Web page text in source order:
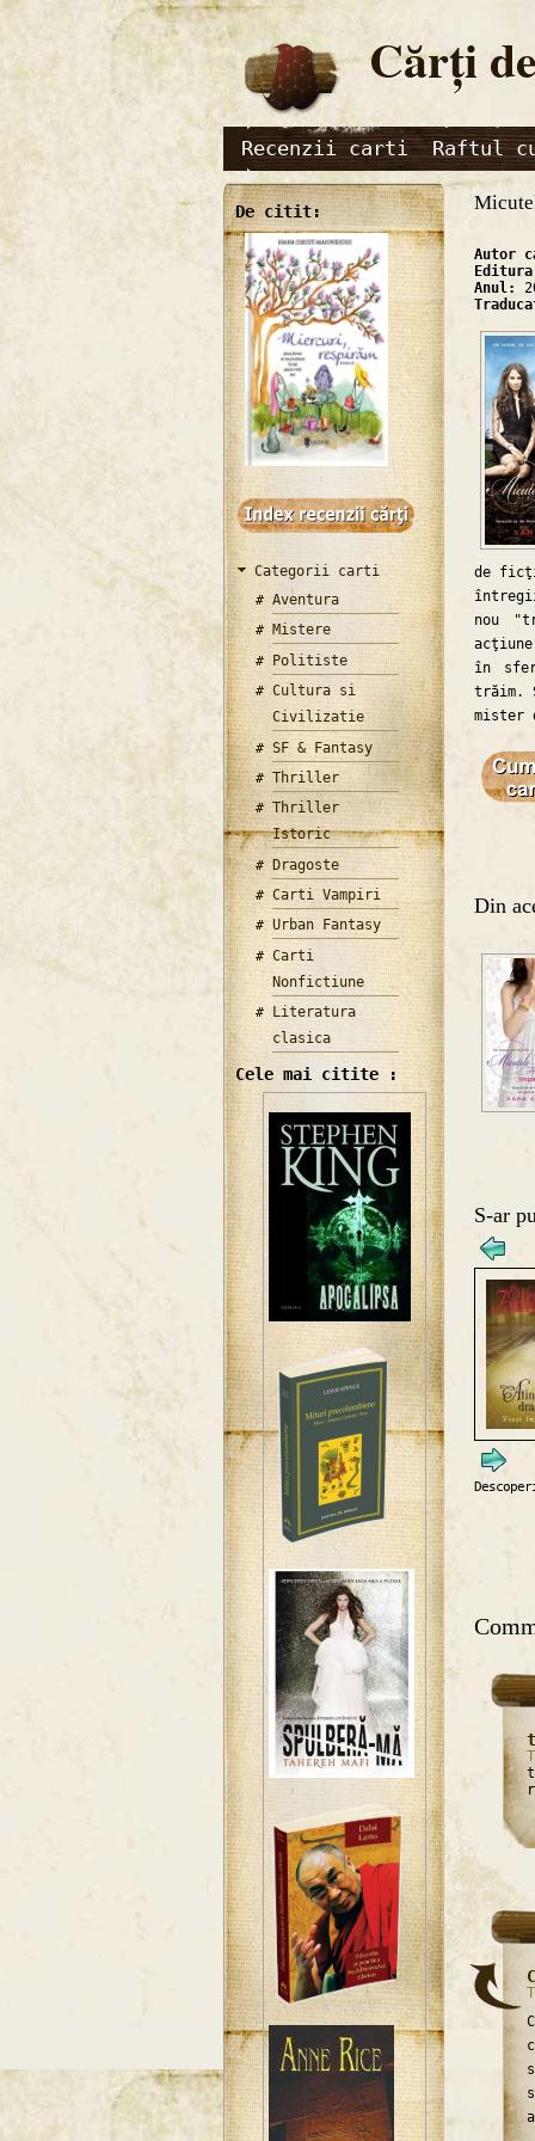
Cărţi
Recenzii carti Raftul
De citit:
Categorii carti
Aventura
Mistere
Politiste
Cultura si
Civilizatie
SF & Fantasy
Thriller
Thriller
Istoric
Dragoste
Carti Vampiri
Urban Fantasy
Carti
Nonfictiune
Literatura
clasica
Cele mai citite :
Autor
Anul:
de
nou
în
trăim.
mister
Din
S-ar